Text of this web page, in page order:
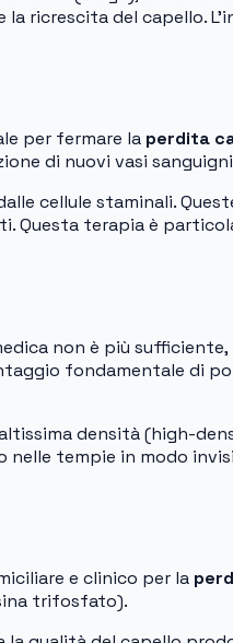
ricrescita del capello.
per fermare la perdita
di nuovi vasi
cellule staminali.
Questa terapia è
non è più
fondamentale di
densità (high-
tempie in modo
e clinico per la
trifosfato).